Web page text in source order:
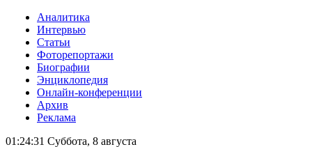
Аналитика
Интервью
Статьи
Фоторепортажи
Биографии
Энциклопедия
Онлайн-конференции
Архив
Реклама
01:24:31 Суббота, 8 августа